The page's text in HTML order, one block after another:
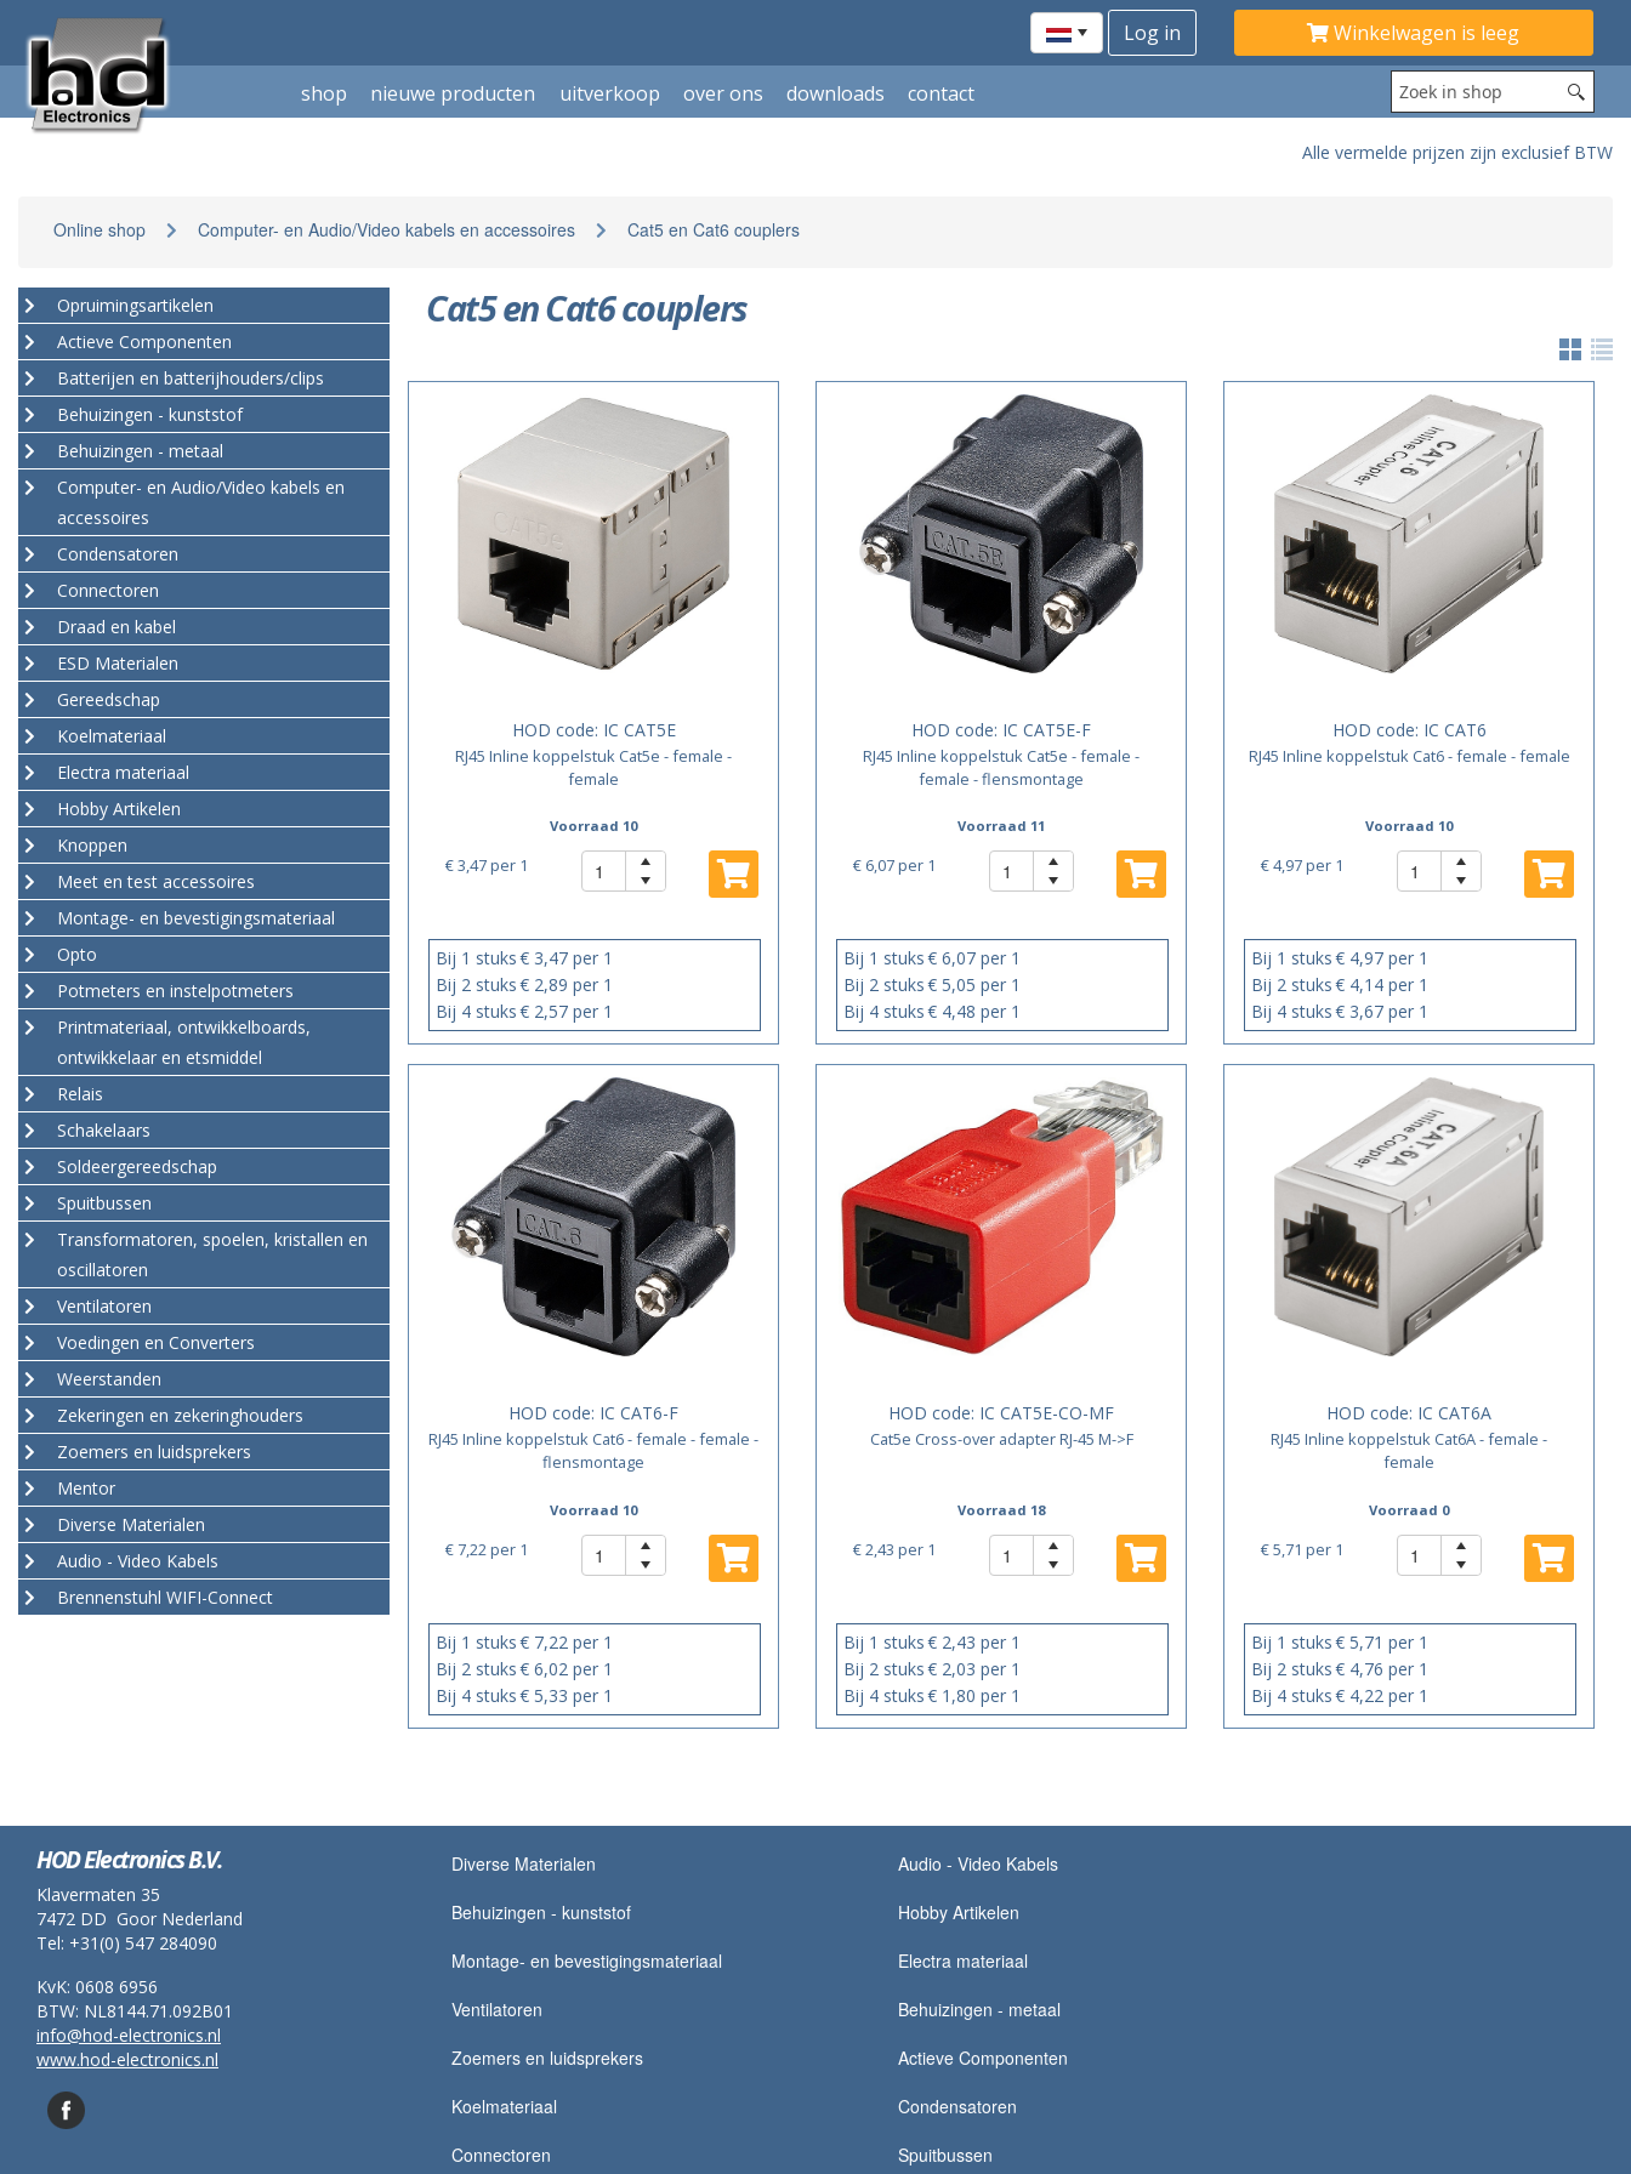
Winkelwagen is leeg
shop nieuwe producten uitverkoop over ons downloads contact
Alle vermelde prijzen zijn exclusief BTW
Online shop Computer- en Audio/Video kabels en accessoires Cat5 en Cat6 couplers
Opruimingsartikelen
Actieve Componenten
Batterijen en batterijhouders/clips
Behuizingen - kunststof
Behuizingen - metaal
Computer- en Audio/Video kabels en
accessoires
Condensatoren
Connectoren
Draad en kabel
ESD Materialen
Gereedschap
Koelmateriaal
Electra materiaal
Hobby Artikelen
Knoppen
Meet en test accessoires
Montage- en bevestigingsmateriaal
Opto
Potmeters en instelpotmeters
Printmateriaal, ontwikkelboards,
ontwikkelaar en etsmiddel
Relais
Schakelaars
Soldeergereedschap
Spuitbussen
Transformatoren, spoelen, kristallen en
oscillatoren
Ventilatoren
Voedingen en Converters
Weerstanden
Zekeringen en zekeringhouders
Zoemers en luidsprekers
Mentor
Diverse Materialen
Audio - Video Kabels
Brennenstuhl WIFI-Connect
Cat5 en Cat6 couplers
HOD code: IC CAT5E
RJ45 Inline koppelstuk Cat5e - female -
female
Voorraad 10
€ 3,47per 1
Bij 1 stuks€ 3,47 per 1
Bij 2 stuks€ 2,89 per 1
Bij 4 stuks€ 2,57 per 1
HOD code: IC CAT5E-F
RJ45 Inline koppelstuk Cat5e - female -
female - flensmontage
Voorraad 11
€ 6,07per 1
Bij 1 stuks€ 6,07 per 1
Bij 2 stuks€ 5,05 per 1
Bij 4 stuks€ 4,48 per 1
HOD code: IC CAT6
RJ45 Inline koppelstuk Cat6 - female - female
Voorraad 10
€ 4,97per 1
Bij 1 stuks€ 4,97 per 1
Bij 2 stuks€ 4,14 per 1
Bij 4 stuks€ 3,67 per 1
HOD code: IC CAT6-F
RJ45 Inline koppelstuk Cat6 - female - female -
flensmontage
Voorraad 10
€ 7,22per 1
Bij 1 stuks€ 7,22 per 1
Bij 2 stuks€ 6,02 per 1
Bij 4 stuks€ 5,33 per 1
HOD code: IC CAT5E-CO-MF
Cat5e Cross-over adapter RJ-45 M->F
Voorraad 18
€ 2,43 per 1
Bij 1 stuks€ 2,43 per 1
Bij 2 stuks€ 2,03 per 1
Bij 4 stuks€ 1,80 per 1
HOD code: IC CAT6A
RJ45 Inline koppelstuk Cat6A - female -
female
Voorraad 0
€ 5,71 per 1
Bij 1 stuks€ 5,71 per 1
Bij 2 stuks€ 4,76 per 1
Bij 4 stuks€ 4,22 per 1
HOD Electronics B.V.
Klavermaten 35
7472 DD Goor Nederland
Tel: +31(0) 547 284090
KvK: 0608 6956
BTW: NL8144.71.092B01
info@hod-electronics.nl
www.hod-electronics.nl
Diverse Materialen
Behuizingen - kunststof
Montage- en bevestigingsmateriaal
Ventilatoren
Zoemers en luidsprekers
Koelmateriaal
Connectoren
Audio - Video Kabels
Hobby Artikelen
Electra materiaal
Behuizingen - metaal
Actieve Componenten
Condensatoren
Spuitbussen